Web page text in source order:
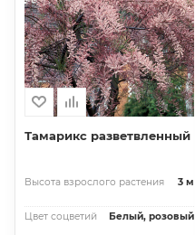
Тамарикс разветвленный
Высота взрослого растения 3 м
Цвет соцветий Белый, розовый